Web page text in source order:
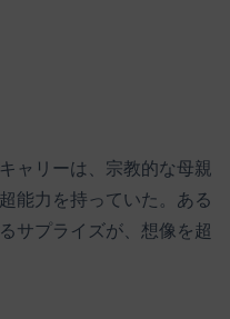
ャリーは、宗教的な母親
能力を持っていた。ある
サプライズが、想像を超